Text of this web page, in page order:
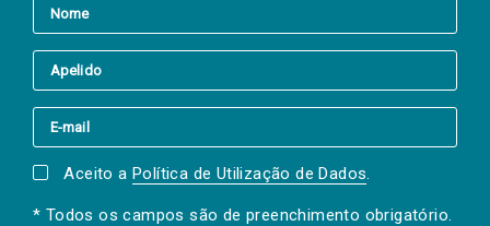
Aceito a Política de Utilização de Dados.
* Todos os campos são de preenchimento obrigatório.